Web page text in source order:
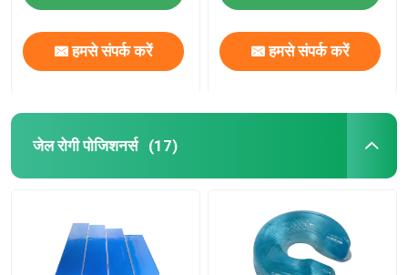
हमसे संपर्क करें हमसे संपर्क करें
जेल रोगी पोजिशनर्स (17)